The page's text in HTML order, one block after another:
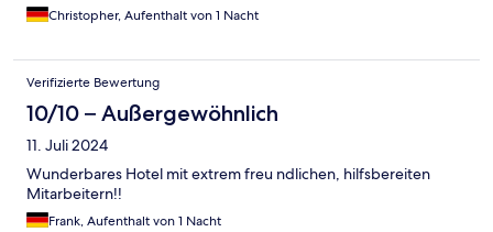
Christopher, Aufenthalt von 1 Nacht
Verifizierte Bewertung
10/10 – Außergewöhnlich
11. Juli 2024
Wunderbares Hotel mit extrem freu ndlichen, hilfsbereiten
Mitarbeitern!!
Frank, Aufenthalt von 1 Nacht